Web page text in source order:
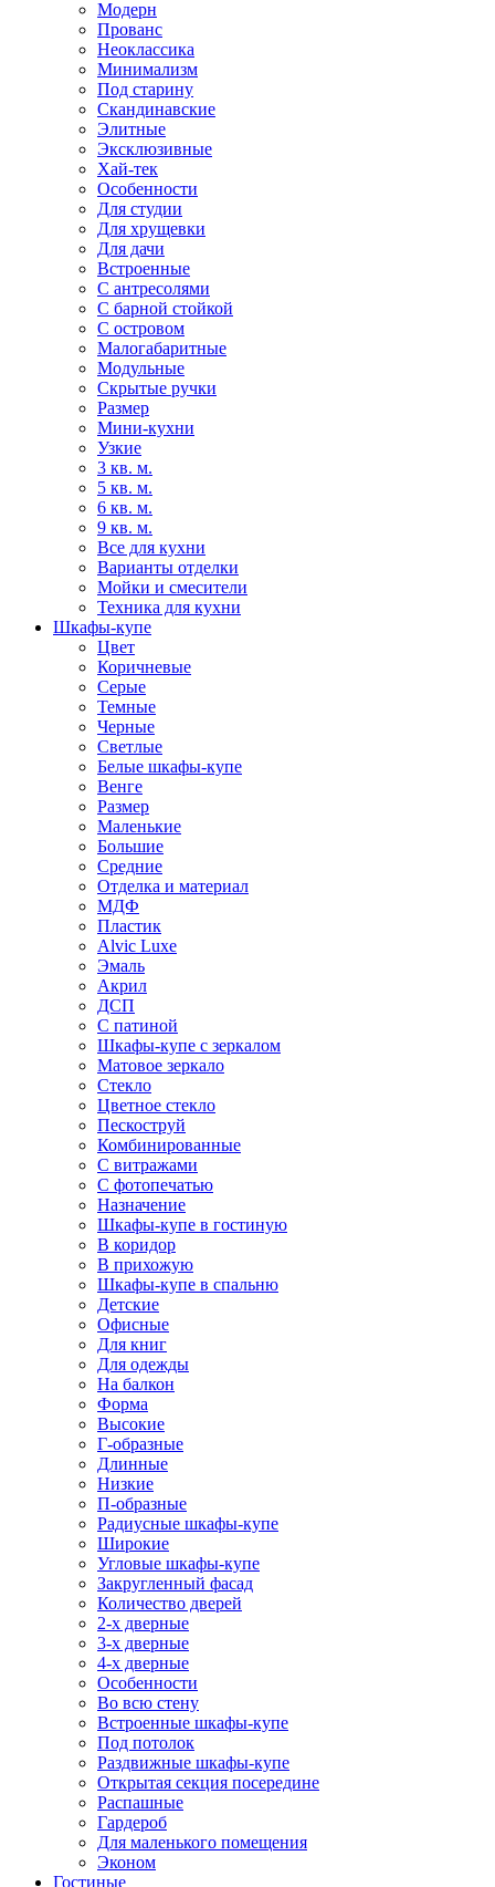
Модерн
Прованс
Неоклассика
Минимализм
Под старину
Скандинавские
Элитные
Эксклюзивные
Хай-тек
Особенности
Для студии
Для хрущевки
Для дачи
Встроенные
С антресолями
С барной стойкой
С островом
Малогабаритные
Модульные
Скрытые ручки
Размер
Мини-кухни
Узкие
3 кв. м.
5 кв. м.
6 кв. м.
9 кв. м.
Все для кухни
Варианты отделки
Мойки и смесители
Техника для кухни
Шкафы-купе
Цвет
Коричневые
Серые
Темные
Черные
Светлые
Белые шкафы-купе
Венге
Размер
Маленькие
Большие
Средние
Отделка и материал
МДФ
Пластик
Alvic Luxe
Эмаль
Акрил
ДСП
С патиной
Шкафы-купе с зеркалом
Матовое зеркало
Стекло
Цветное стекло
Пескоструй
Комбинированные
С витражами
С фотопечатью
Назначение
Шкафы-купе в гостиную
В коридор
В прихожую
Шкафы-купе в спальню
Детские
Офисные
Для книг
Для одежды
На балкон
Форма
Высокие
Г-образные
Длинные
Низкие
П-образные
Радиусные шкафы-купе
Широкие
Угловые шкафы-купе
Закругленный фасад
Количество дверей
2-х дверные
3-х дверные
4-х дверные
Особенности
Во всю стену
Встроенные шкафы-купе
Под потолок
Раздвижные шкафы-купе
Открытая секция посередине
Распашные
Гардероб
Для маленького помещения
Эконом
Гостиные